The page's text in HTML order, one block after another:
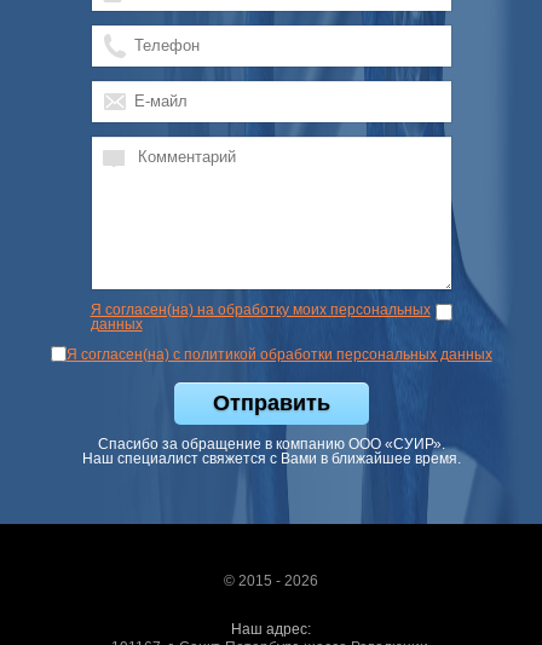
Я согласен(на) на обработку моих персональных
данных
Я согласен(на) с политикой обработки персональных данных
Отправить
Спасибо за обращение в компанию ООО «СУИР».
Наш специалист свяжется с Вами в ближайшее время.
© 2015 - 2026
Наш адрес: